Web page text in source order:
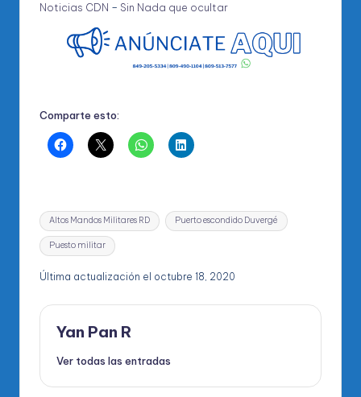
Noticias CDN – Sin Nada que ocultar
Comparte esto:
Etiquetas:
Altos Mandos Militares RD Puerto escondido Duvergé
Puesto militar
Última actualización el octubre 18, 2020
Yan Pan R
Ver todas las entradas